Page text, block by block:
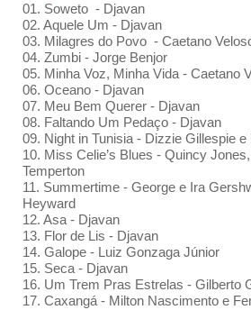
01. Soweto - Djavan
02. Aquele Um - Djavan
03. Milagres do Povo - Caetano
04. Zumbi - Jorge Benjor
05. Minha Voz, Minha Vida - Caetano
06. Oceano - Djavan
07. Meu Bem Querer - Djavan
08. Faltando Um Pedaço - Djavan
09. Night in Tunisia - Dizzie Gillespie e
10. Miss Celie’s Blues - Quincy
Temperton
11. Summertime - George e Ira
Heyward
12. Asa - Djavan
13. Flor de Lis - Djavan
14. Galope - Luiz Gonzaga Júnior
15. Seca - Djavan
16. Um Trem Pras Estrelas - Gilberto
17. Caxangá - Milton Nascimento e